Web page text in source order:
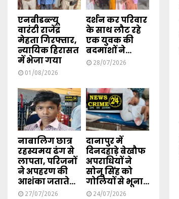
एनबीडब्ल्यू
वारंटी राजेंद्र
मेहता गिरफ्तार,
न्यायिक हिरासत
में भेजा गया
01/08/2026
दर्शन कर परिवार
के साथ लौट रहे
एक युवक की
बदमाशों ने...
28/07/2026
नाबालिग छात्र
रहस्यमय ढंग से
लापता, परिजनों
ने अपहरण की
आशंका जताते...
27/07/2026
दानापुर में
दिनदहाड़े बेखौफ
अपराधियों ने
सोनू सिंह को
गोलियों से भूना...
24/07/2026